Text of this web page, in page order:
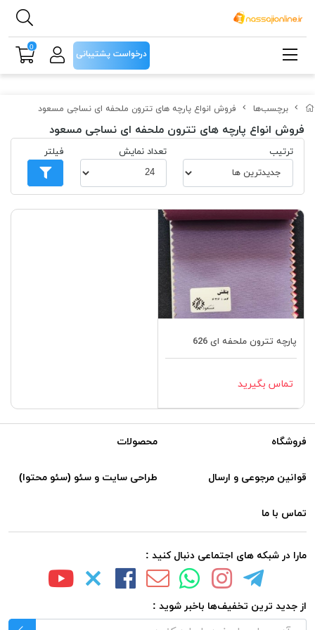
برچسب‌ها فروش انواع پارچه های تترون ملحفه ای نساجی مسعود
فروش انواع پارچه های تترون ملحفه ای نساجی مسعود
ترتیب تعداد نمایش فیلتر
پارچه تترون ملحفه ای 626
تماس بگیرید
فروشگاه محصولات
قوانین مرجوعی و ارسال طراحی سایت و سئو (سئو محتوا)
تماس با ما
مارا در شبکه های اجتماعی دنبال کنید :
از جدید ترین تخفیف‌ها باخبر شوید :
درخواست پشتیبانی
0